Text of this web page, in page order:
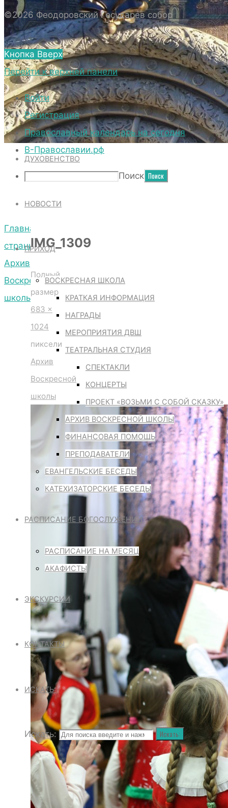
СВЯЩЕННОСЛУЖИТЕЛЕЙ СОБОРА.
ВНЕШНИЙ ВИД
ВНЕШНИЙ ВИД СОБОРА
ВЕРХНИЙ ХРАМ ФЕОДОРОВСКОГО
ГОСУДАРЕВА СОБОРА
НИЖНИЙ ХРАМ ФЕОДОРОВСКОГО
ГОСУДАРЕВА СОБОРА
ТЕРРИТОРИЯ СОБОРА
ДУХОВЕНСТВО
НОВОСТИ
ПРИХОД
ВОСКРЕСНАЯ ШКОЛА
КРАТКАЯ ИНФОРМАЦИЯ
НАГРАДЫ
МЕРОПРИЯТИЯ ДВШ
ТЕАТРАЛЬНАЯ СТУДИЯ
СПЕКТАКЛИ
КОНЦЕРТЫ
ПРОЕКТ «ВОЗЬМИ С СОБОЙ СКАЗКУ»
АРХИВ ВОСКРЕСНОЙ ШКОЛЫ
ФИНАНСОВАЯ ПОМОЩЬ
ПРЕПОДАВАТЕЛИ
ЕВАНГЕЛЬСКИЕ БЕСЕДЫ
КАТЕХИЗАТОРСКИЕ БЕСЕДЫ
РАСПИСАНИЕ БОГОСЛУЖЕНИЙ
РАСПИСАНИЕ НА МЕСЯЦ
АКАФИСТЫ
ЭКСКУРСИИ
КОНТАКТЫ
ИСКАТЬ:
Искать: Искать:
IMG_1309
Главная
страница
Архив
Воскресной
школы
IMG_1309
IMG_1309
Полный
размер
683 ×
1024
пиксели
Архив
Воскресной
школы
©2026 Феодоровский Государев собор
Кнопка Вверх
Перейти к верхней панели
Войти
Регистрация
Православный календарь на сегодня
В-Православии.рф
Поиск